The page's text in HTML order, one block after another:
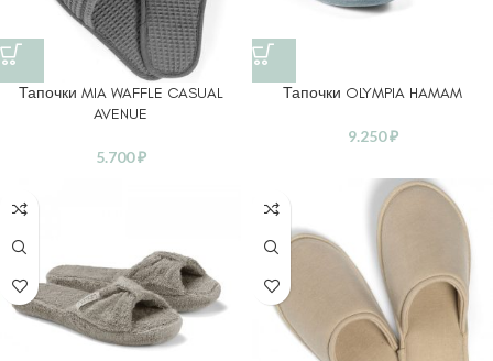
Тапочки MIA WAFFLE CASUAL
AVENUE
5.700₽
Тапочки OLYMPIA HAMAM
9.250₽